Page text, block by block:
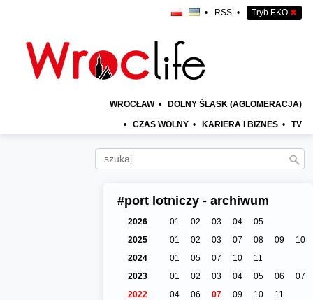
• RSS • Tryb EKO ✖
WROCŁAW • DOLNY ŚLĄSK (AGLOMERACJA)
• CZAS WOLNY • KARIERA I BIZNES • TV
#port lotniczy - archiwum
2026 01 02 03 04
05
2025
01 02 03 07 08 09
10
2024
01 05 07 10
11
2023
01 02 03 04 05 06
07
2022
04 06 07 09 10 11